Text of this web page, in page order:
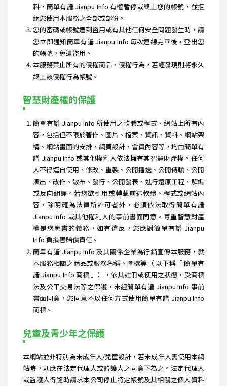
料，簡單有譜 Jianpu Info 有權暫停或終止您的帳號，並拒
絕您使用本服務之全部或部份。
您的密碼或帳號遭到盜用或有其他任何安全問題發生時，請
您立即通知簡單有譜 Jianpu Info 每次連線完畢後，登出您
的帳號，免遭盜用。
本服務禁止所有的侵權商品、侵權行為，若經發現則將永久
終止該侵權行為帳號。
智慧財產權的保護
簡單有譜 Jianpu Info 所使用之軟體或程式、網站上所有內
容，包括但不限於著作、圖片、檔案、資訊、資料、網站架
構、網站畫面的安排、網頁設計、會員內容等，均由簡單有
譜 Jianpu Info 或其他權利人依法擁有其智慧財產權。任何
人不得逕自使用、修改、重製、公開播送、公開傳輸、公開
演出、改作、散布、發行、公開發表、進行還原工程、解編
或反向組譯。若您欲引用或轉載前述軟體、程式或網站內
容，除明確為法律所許可者外，必須依法取得簡單有譜
Jianpu Info 或其他權利人的事前書面同意。尊重智慧財產
權是您應盡的義務，如有違反，您應對簡單有譜 Jianpu
Info 負損害賠償責任。
簡單有譜 Jianpu Info 及其關係企業為行銷宣傳本服務，就
本服務相關之商品或服務名稱、圖樣等（ 以下稱「 簡單有
譜 Jianpu Info 商標 」），依其註冊或使用之狀態，受商標
法及公平交易法等之保護，未經簡單有譜 Jianpu Info 事前
書面同意，您同意不以任何方式使用簡單有譜 Jianpu Info
商標。
兒童及青少年之保護
本網站並非特別為未成年人/兒童設計，若未成年人需使用本網
站時，則應在法定代理人或監護人之同意下為之。法定代理人
或監護人得隨時請求本公司停止特定帳號及其相關之個人資料